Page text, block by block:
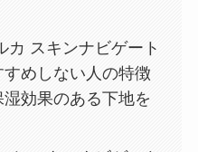
カ スキンナビゲート
めしない人の特徴
湿効果のある下地を